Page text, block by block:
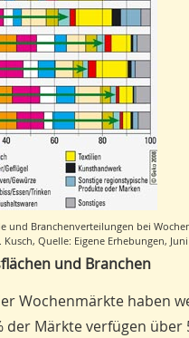
und Branchenverteilungen bei
Quelle: Eigene Erhebungen, Juni
und Branchen
Wochenmärkte haben
der Märkte verfügen über